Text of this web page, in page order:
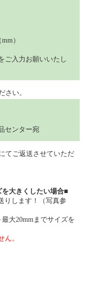
）
ご入力お願いいたし
さい。
センター宛
てご返送させていただ
大きくしたい場合■
りします！（写真参
大20mmまでサイズを
ん。